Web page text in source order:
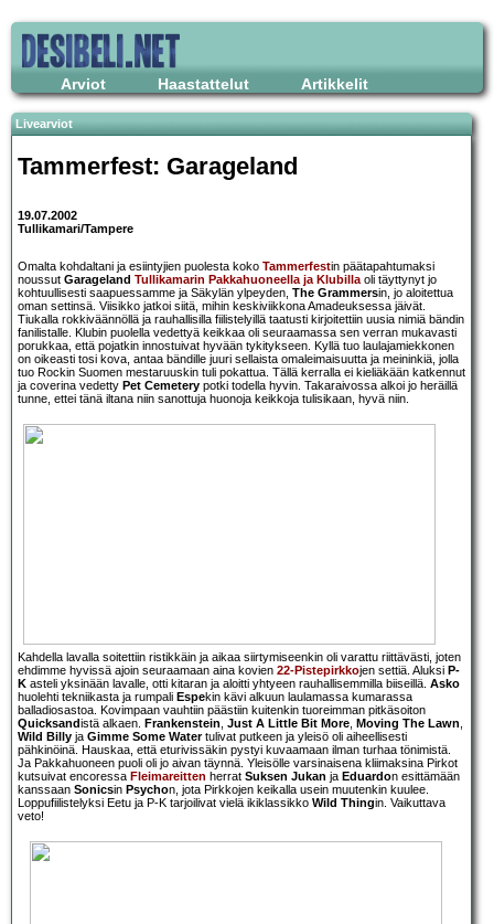
Arviot Haastattelut Artikkelit
Livearviot
Tammerfest: Garageland
19.07.2002
Tullikamari/Tampere
Omalta kohdaltani ja esiintyjien puolesta koko Tammerfestin päätapahtumaksi
noussut Garageland Tullikamarin Pakkahuoneella ja Klubillaoli täyttynyt jo
kohtuullisesti saapuessamme ja Säkylän ylpeyden, The Grammersin, jo aloitettua
oman settinsä. Viisikko jatkoi siitä, mihin keskiviikkona Amadeuksessa jäivät.
Tiukalla rokkiväännöllä ja rauhallisilla fiilistelyillä taatusti kirjoitettiin uusia nimiä bändin
fanilistalle. Klubin puolella vedettyä keikkaa oli seuraamassa sen verran mukavasti
porukkaa, että pojatkin innostuivat hyvään tykitykseen. Kyllä tuo laulajamiekkonen
on oikeasti tosi kova, antaa bändille juuri sellaista omaleimaisuutta ja meininkiä, jolla
tuo Rockin Suomen mestaruuskin tuli pokattua. Tällä kerralla ei kieliäkään katkennut
ja coverina vedetty Pet Cemetery potki todella hyvin. Takaraivossa alkoi jo heräillä
tunne, ettei tänä iltana niin sanottuja huonoja keikkoja tulisikaan, hyvä niin.
Kahdella lavalla soitettiin ristikkäin ja aikaa siirtymiseenkin oli varattu riittävästi, joten
ehdimme hyvissä ajoin seuraamaan aina kovien 22-Pistepirkkojen settiä. Aluksi P-
K asteli yksinään lavalle, otti kitaran ja aloitti yhtyeen rauhallisemmilla biiseillä. Asko
huolehti tekniikasta ja rumpali Espekin kävi alkuun laulamassa kumarassa
balladiosastoa. Kovimpaan vauhtiin päästiin kuitenkin tuoreimman pitkäsoiton
Quicksandistä alkaen. Frankenstein, Just A Little Bit More, Moving The Lawn,
Wild Billy ja Gimme Some Watertulivat putkeen ja yleisö oli aiheellisesti
pähkinöinä. Hauskaa, että eturivissäkin pystyi kuvaamaan ilman turhaa tönimistä.
Ja Pakkahuoneen puoli oli jo aivan täynnä. Yleisölle varsinaisena kliimaksina Pirkot
kutsuivat encoressa Fleimareitten herrat Suksen Jukan ja Eduardon esittämään
kanssaan Sonicsin Psychon, jota Pirkkojen keikalla usein muutenkin kuulee.
Loppufiilistelyksi Eetu ja P-K tarjoilivat vielä ikiklassikko Wild Thingin. Vaikuttava
veto!